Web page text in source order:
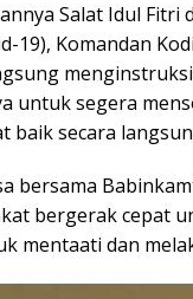
Salat Idul Fitri
19), Komandan
untuk segera
baik secara
bersama
bergerak cepat
mentaati dan